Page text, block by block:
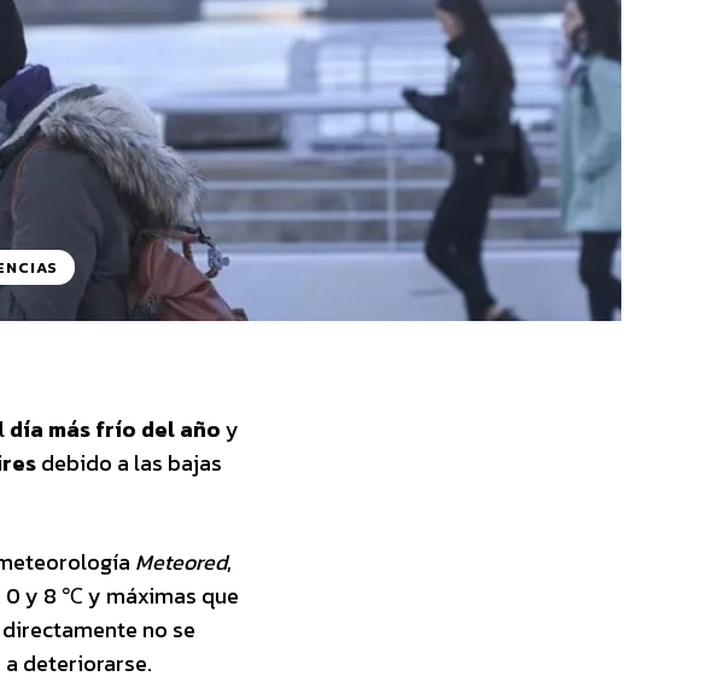
día más frío del añoy
debido a las bajas
Meteored,
0 y 8 ℃ y máximas que
no se
deteriorarse.